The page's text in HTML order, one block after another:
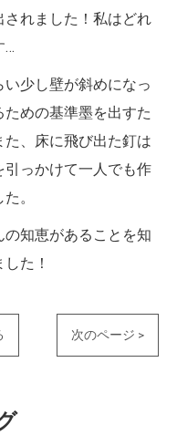
れました！私はどれ
…
少し壁が斜めになっ
めの基準墨を出すた
、床に飛び出た釘は
っかけて一人でも作
。
知恵があることを知
た！
次のページ >